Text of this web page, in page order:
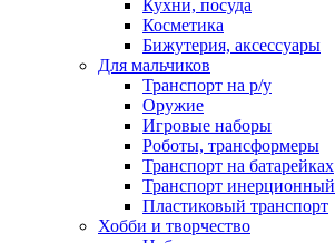
Кухни, посуда
Косметика
Бижутерия, аксессуары
Для мальчиков
Транспорт на р/у
Оружие
Игровые наборы
Роботы, трансформеры
Транспорт на батарейках
Транспорт инерционный
Пластиковый транспорт
Хобби и творчество